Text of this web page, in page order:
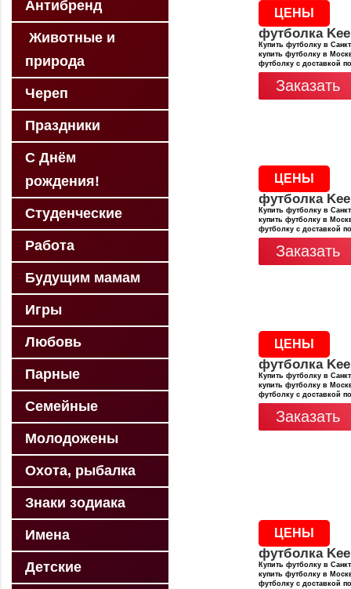
Антибренд
Животные и
природа
Череп
Праздники
С Днём
рождения!
Студенческие
Работа
Будущим мамам
Игры
Любовь
Парные
Семейные
Молодожены
Охота, рыбалка
Знаки зодиака
Имена
Детские
ЦЕНЫ
футболка
Купить футболку в
купить футболку в
футболку с доставкой
Заказать
ЦЕНЫ
футболка
Купить футболку в
купить футболку в
футболку с доставкой
Заказать
ЦЕНЫ
футболка
Купить футболку в
купить футболку в
футболку с доставкой
Заказать
ЦЕНЫ
футболка
Купить футболку в
купить футболку в
футболку с доставкой